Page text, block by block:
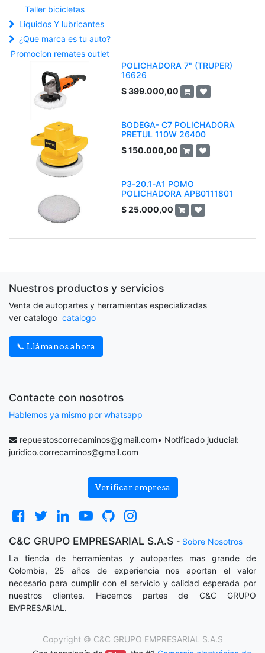
Taller bicicletas
Liquidos Y lubricantes
¿Que marca es tu auto?
Promocion remates outlet
POLICHADORA 7" (TRUPER)
16626
$399.000,00
BODEGA- C7 POLICHADORA
PRETUL 110W 26400
$150.000,00
P3-20.1-A1 POMO
POLICHADORA APB0111801
$25.000,00
Nuestros productos y servicios
Venta de autopartes y herramientas especializadas
ver catalogo catalogo
📞 Llámanos ahora
Contacte con nosotros
Hablemos ya mismo por whatsapp
repuestoscorrecaminos@gmail.com• Notificado juducial:
juridico.correcaminos@gmail.com
Verificar empresa
C&C GRUPO EMPRESARIAL S.A.S - Sobre Nosotros
La tienda de herramientas y autopartes mas grande de
Colombia, 25 años de experiencia nos aportan el valor
necesario para cumplir con el servicio y calidad esperada por
nuestros clientes. Hacemos partes de C&C GRUPO
EMPRESARIAL.
Copyright © C&C GRUPO EMPRESARIAL S.A.S